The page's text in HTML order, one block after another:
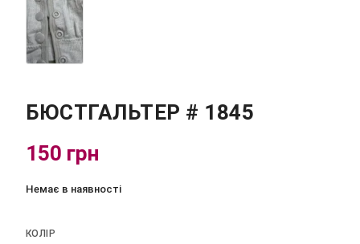
БЮСТГАЛЬТЕР # 1845
150 грн
Немає в наявності
КОЛІР